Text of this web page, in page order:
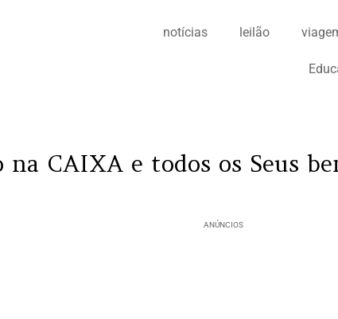
notícias leilão
CAIXA e todos os Seus
ANÚNCIOS